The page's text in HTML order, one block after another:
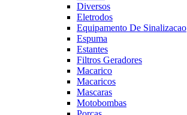
Diversos
Eletrodos
Equipamento De Sinalizacao
Espuma
Estantes
Filtros Geradores
Macarico
Macaricos
Mascaras
Motobombas